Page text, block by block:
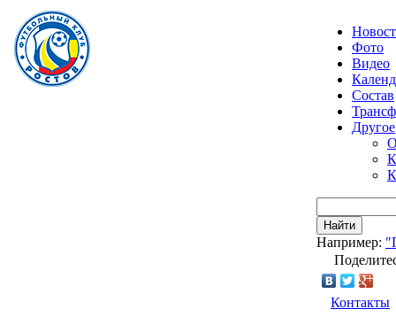
Фото
Видео
Состав
Другое
Найти
Например:
Контакты